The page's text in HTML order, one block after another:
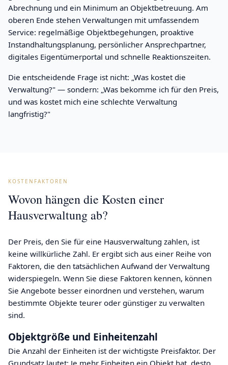
Abrechnung und ein Minimum an Objektbetreuung. Am
oberen Ende stehen Verwaltungen mit umfassendem
Service: regelmäßige Objektbegehungen, proaktive
Instandhaltungsplanung, persönlicher Ansprechpartner,
digitales Eigentümerportal und schnelle Reaktionszeiten.
Die entscheidende Frage ist nicht: „Was kostet die
Verwaltung?" — sondern: „Was bekomme ich für den Preis,
und was kostet mich eine schlechte Verwaltung
langfristig?"
KOSTENFAKTOREN
Wovon hängen die Kosten einer
Hausverwaltung ab?
Der Preis, den Sie für eine Hausverwaltung zahlen, ist
keine willkürliche Zahl. Er ergibt sich aus einer Reihe von
Faktoren, die den tatsächlichen Aufwand der Verwaltung
widerspiegeln. Wenn Sie diese Faktoren kennen, können
Sie Angebote besser einordnen und verstehen, warum
bestimmte Objekte teurer oder günstiger zu verwalten
sind.
Objektgröße und Einheitenzahl
Die Anzahl der Einheiten ist der wichtigste Preisfaktor. Der
Grundsatz lautet: Je mehr Einheiten ein Objekt hat, desto